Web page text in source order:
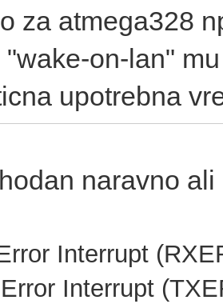
za atmega328
"wake-on-lan"
upotrebna
naravno
Interrupt
Interrupt